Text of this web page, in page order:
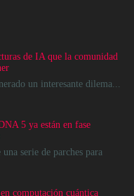
de IA que la comunidad
un interesante dilema...
5 ya están en fase
serie de parches para
computación cuántica